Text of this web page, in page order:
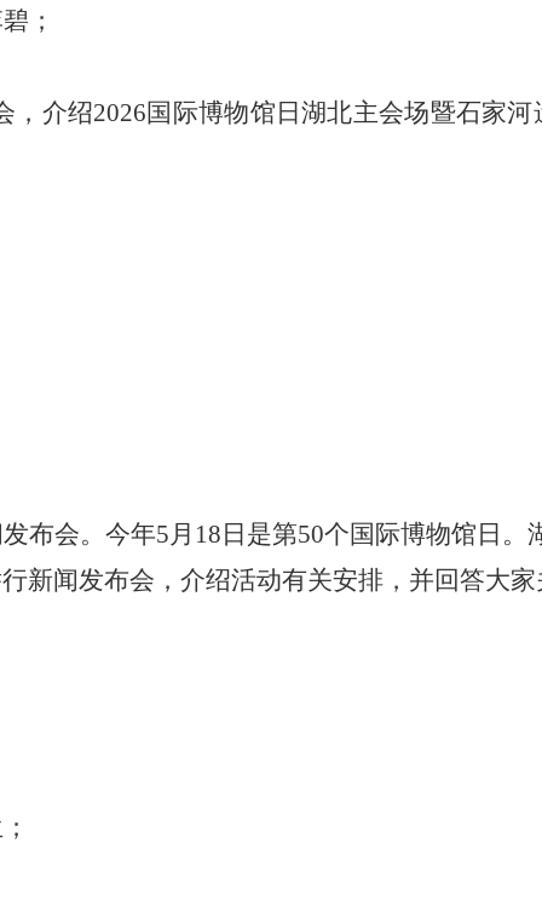
；
，介绍2026国际博物馆日湖北主会场暨石家
布会。今年5月18日是第50个国际博物馆日
新闻发布会，介绍活动有关安排，并回答大